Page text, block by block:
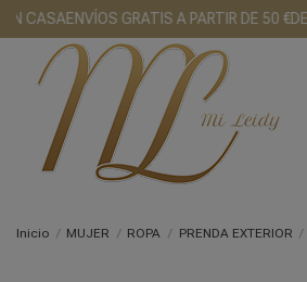
ENVÍOS GRATIS A PARTIR DE 50 €
Inicio MUJER ROPA PRENDA EXTERIOR